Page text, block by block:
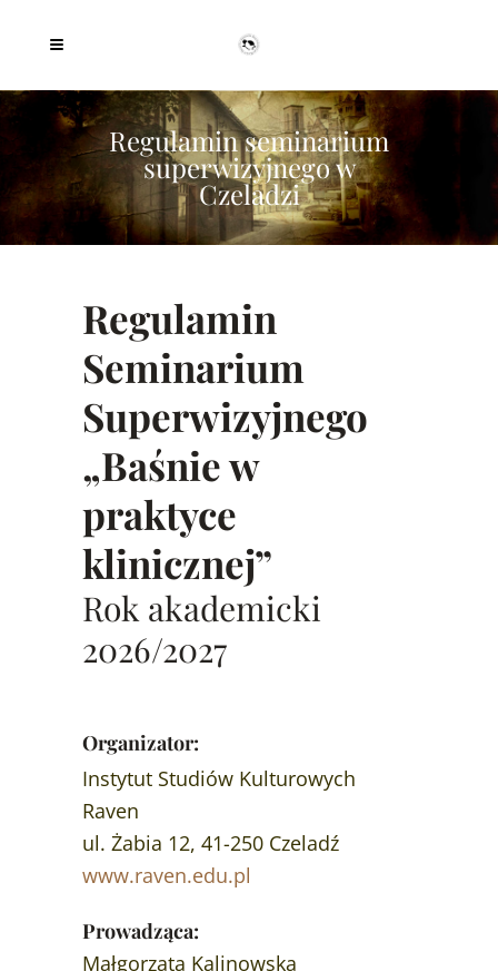
Regulamin seminarium
superwizyjnego w
Czeladzi
Regulamin
Seminarium
Superwizyjnego
„Baśnie w
praktyce
klinicznej”
Rok akademicki
2026/2027
Organizator:
Instytut Studiów Kulturowych
Raven
ul. Żabia 12, 41-250 Czeladź
www.raven.edu.pl
Prowadząca:
Małgorzata Kalinowska